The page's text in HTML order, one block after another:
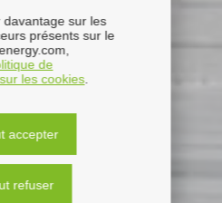
davantage sur les
présents sur le
de
les cookies.
accepter
refuser